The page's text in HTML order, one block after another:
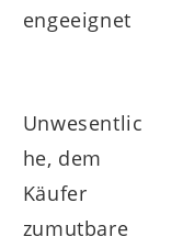
engeeignet
Unwesentlic
he, dem
Käufer
zumutbare